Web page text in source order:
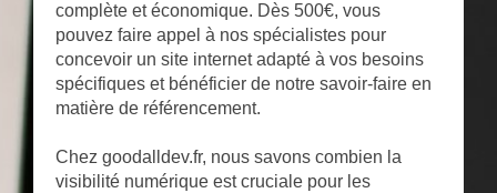
complète et économique. Dès 500€, vous
pouvez faire appel à nos spécialistes pour
concevoir un site internet adapté à vos besoins
spécifiques et bénéficier de notre savoir-faire en
matière de référencement.
Chez goodalldev.fr, nous savons combien la
visibilité numérique est cruciale pour les